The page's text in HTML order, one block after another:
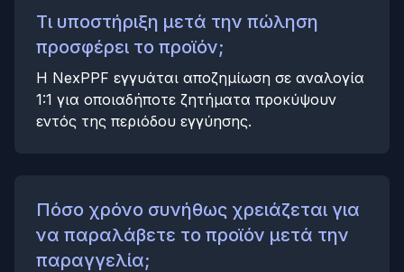
Τι υποστήριξη μετά την πώληση
προσφέρει το προϊόν;
Η NexPPF εγγυάται αποζημίωση σε αναλογία
1:1 για οποιαδήποτε ζητήματα προκύψουν
εντός της περιόδου εγγύησης.
Πόσο χρόνο συνήθως χρειάζεται για
να παραλάβετε το προϊόν μετά την
παραγγελία;